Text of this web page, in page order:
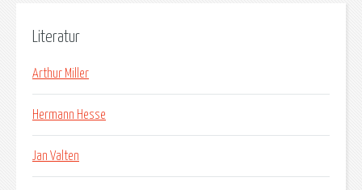
Literatur
Arthur Miller
Hermann Hesse
Jan Valten